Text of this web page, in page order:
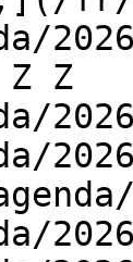
V Z